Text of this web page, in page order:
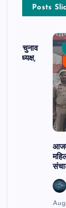
Posts
का चुनाव
बने अध्यक्ष,